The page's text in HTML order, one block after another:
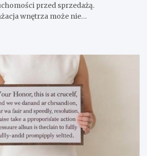
przed sprzedażą.
wnętrza może nie…